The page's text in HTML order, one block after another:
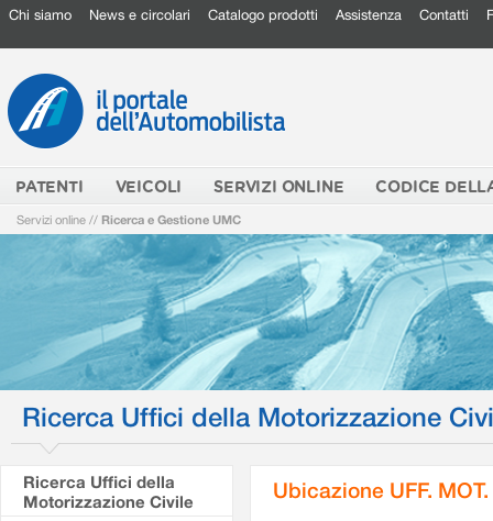
Chi siamo News e circolari Catalogo prodotti Assistenza Contatti
PATENTI VEICOLI SERVIZI ONLINE CODICE
Servizi online // Ricerca e Gestione UMC
Ricerca Uffici della Motorizzazione
Ricerca Uffici della
Motorizzazione Civile
Ubicazione UFF.